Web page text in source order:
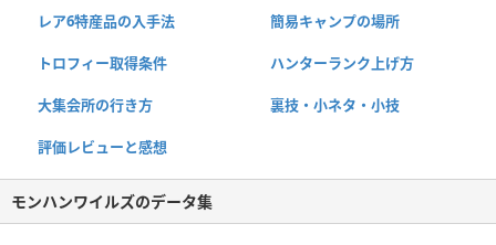
レア6特産品の入手法 簡易キャンプの場所
トロフィー取得条件 ハンターランク上げ方
大集会所の行き方 裏技・小ネタ・小技
評価レビューと感想
モンハンワイルズのデータ集